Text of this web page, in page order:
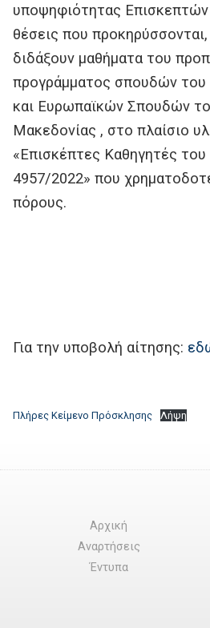
υποψηφιότητας Επισκεπτών
θέσεις που
διδάξουν μαθήματα του
προγράμματος σπουδών
και Ευρωπαϊκών Σπουδών
Μακεδονίας , στο πλαίσιο
«Επισκέπτες Καθηγητές
4957/2022» που
πόρους.
Για την υποβολή αίτησης:
Πλήρες Κείμενο Πρόσκλησης Λήψη
Αρχική
Αναρτήσεις
Έντυπα